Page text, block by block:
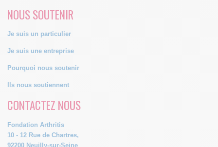
NOUS SOUTENIR
Je suis un particulier
Je suis une entreprise
Pourquoi nous soutenir
Ils nous soutiennent
CONTACTEZ NOUS
Fondation Arthritis
10 - 12 Rue de Chartres,
92200 Neuilly-sur-Seine